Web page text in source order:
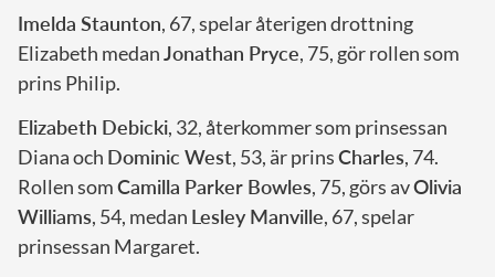
Imelda Staunton, 67, spelar återigen drottning
Elizabeth medanJonathan Pryce, 75, gör rollen som
prins Philip.
Elizabeth Debicki, 32, återkommer som prinsessan
Diana och Dominic West, 53, är prinsCharles, 74.
Rollen somCamilla Parker Bowles, 75, görs avOlivia
Williams, 54, medan Lesley Manville, 67, spelar
prinsessan Margaret.